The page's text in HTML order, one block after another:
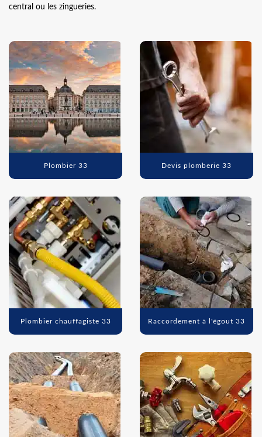
central ou les zingueries.
Plombier 33 Devis plomberie 33
Plombier chauffagiste 33 Raccordement à l'égout 33